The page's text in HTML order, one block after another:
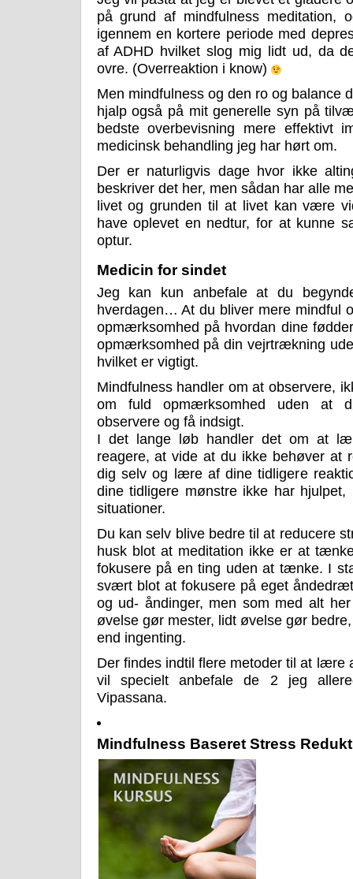
på grund af mindfulness meditation,
igennem en kortere periode med
af ADHD hvilket slog mig lidt ud, da
ovre. (Overreaktion i know)
Men mindfulness og den ro og balance
hjalp også på mit generelle syn på
bedste overbevisning mere effektivt
medicinsk behandling jeg har hørt om.
Der er naturligvis dage hvor ikke
beskriver det her, men sådan har alle
livet og grunden til at livet kan være
have oplevet en nedtur, for at kunne
optur.
Medicin for sindet
Jeg kan kun anbefale at du
hverdagen… At du bliver mere mindful
opmærksomhed på hvordan dine
opmærksomhed på din vejrtrækning
hvilket er vigtigt.
Mindfulness handler om at observere,
om fuld opmærksomhed uden at
observere og få indsigt.
I det lange løb handler det om at
reagere, at vide at du ikke behøver at
dig selv og lære af dine tidligere
dine tidligere mønstre ikke har
situationer.
Du kan selv blive bedre til at reducere
husk blot at meditation ikke er at
fokusere på en ting uden at tænke. I
svært blot at fokusere på eget
og ud- åndinger, men som med alt
øvelse gør mester, lidt øvelse gør
end ingenting.
Der findes indtil flere metoder til at
vil specielt anbefale de 2 jeg
Vipassana.
Mindfulness Baseret Stress